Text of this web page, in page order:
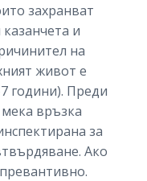
захранват
и
на
живот е
години). Преди
мека връзка
за
Ако